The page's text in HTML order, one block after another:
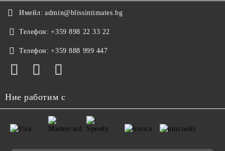
Имейл: admin@blissintimates.bg
Телефон: +359 898 22 33 22
Телефон: +359 888 999 447
Ние работим с